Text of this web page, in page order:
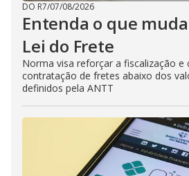
DO R7/07/08/2026
Entenda o que
Lei do Frete
Norma visa reforçar a fiscalização e
contratação de fretes abaixo dos
definidos pela ANTT